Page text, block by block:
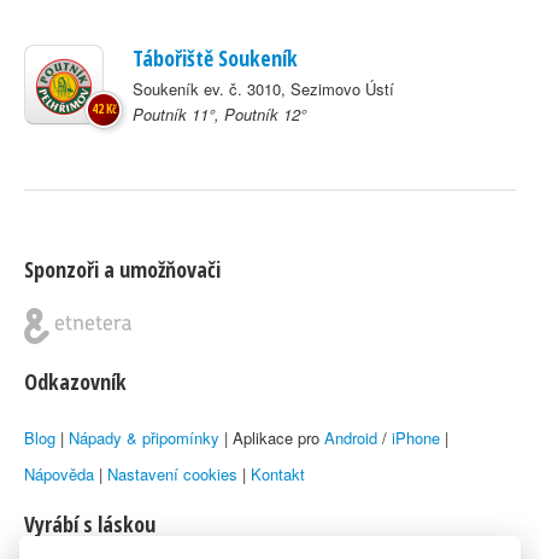
Tábořiště Soukeník
Soukeník ev. č. 3010, Sezimovo Ústí
Poutník 11°, Poutník 12°
42 Kč
Sponzoři a umožňovači
Odkazovník
Blog | Nápady & připomínky | Aplikace pro Android / iPhone |
Nápověda | Nastavení cookies | Kontakt
Vyrábí s láskou